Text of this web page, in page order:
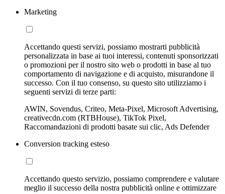
Marketing
Accettando questi servizi, possiamo mostrarti pubblicità
personalizzata in base ai tuoi interessi, contenuti sponsorizzati
o promozioni per il nostro sito web o prodotti in base al tuo
comportamento di navigazione e di acquisto, misurandone il
successo. Con il tuo consenso, su questo sito utilizziamo i
seguenti servizi di terze parti:
AWIN, Sovendus, Criteo, Meta-Pixel, Microsoft Advertising,
creativecdn.com (RTBHouse), TikTok Pixel,
Raccomandazioni di prodotti basate sui clic, Ads Defender
Conversion tracking esteso
Accettando questo servizio, possiamo comprendere e valutare
meglio il successo della nostra pubblicità online e ottimizzare